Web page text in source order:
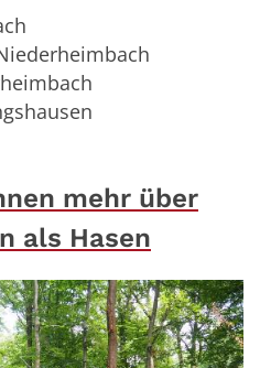
mehr über
als Hasen